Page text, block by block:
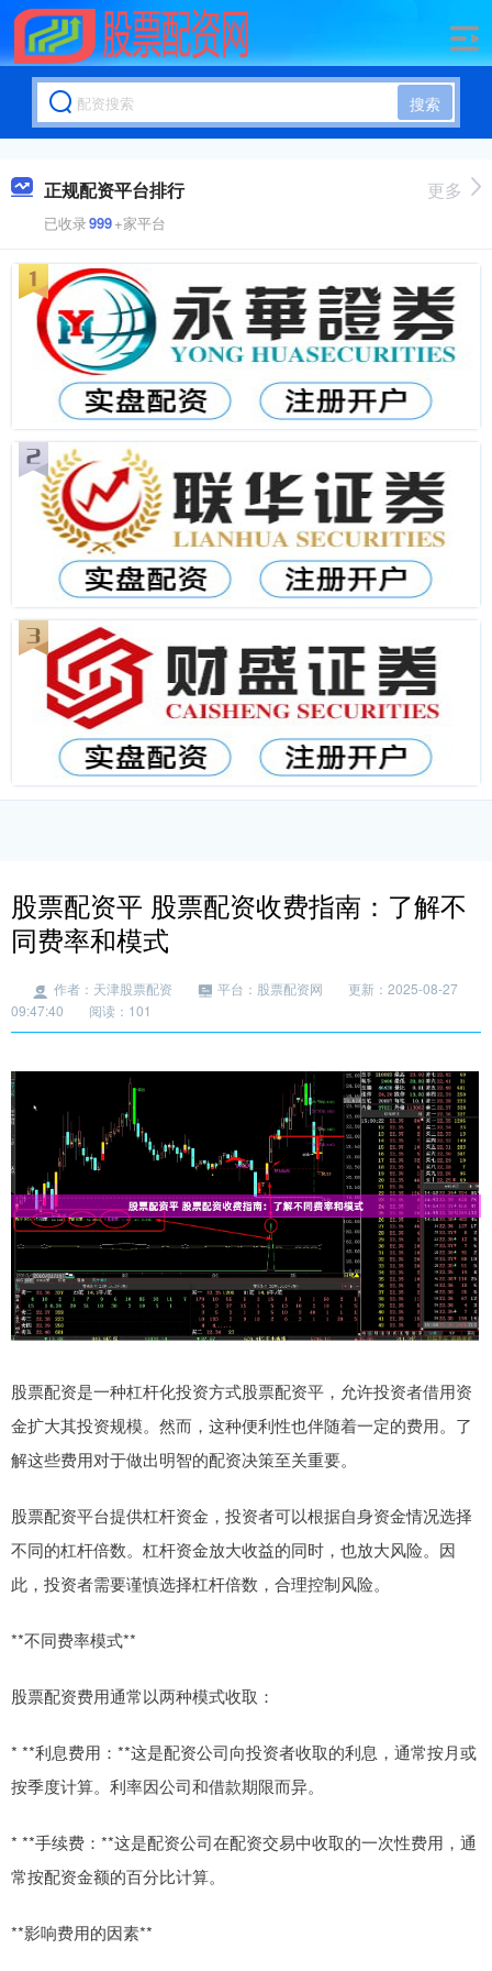
搜索
正规配资平台排行
已收录999+家平台
更多
股票配资平 股票配资收费指南：了解不
同费率和模式
作者：天津股票配资 平台：股票配资网
更新：2025-08-27
09:47:40
阅读：101
股票配资是一种杠杆化投资方式股票配资平，允许投资者借用资
金扩大其投资规模。然而，这种便利性也伴随着一定的费用。了
解这些费用对于做出明智的配资决策至关重要。
股票配资平台提供杠杆资金，投资者可以根据自身资金情况选择
不同的杠杆倍数。杠杆资金放大收益的同时，也放大风险。因
此，投资者需要谨慎选择杠杆倍数，合理控制风险。
**不同费率模式**
股票配资费用通常以两种模式收取：
* **利息费用：**这是配资公司向投资者收取的利息，通常按月或
按季度计算。利率因公司和借款期限而异。
* **手续费：**这是配资公司在配资交易中收取的一次性费用，通
常按配资金额的百分比计算。
**影响费用的因素**